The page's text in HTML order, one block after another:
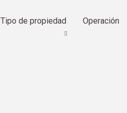
Tipo de propiedad Operación